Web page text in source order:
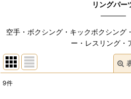
リングパー
空手・ボクシング・キックボクシング
ー・レスリング・
9件